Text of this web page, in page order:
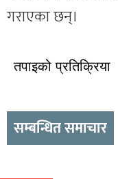
गराएका छन्।
तपाइको प्रतिक्रिया
सम्बन्धित समाचार